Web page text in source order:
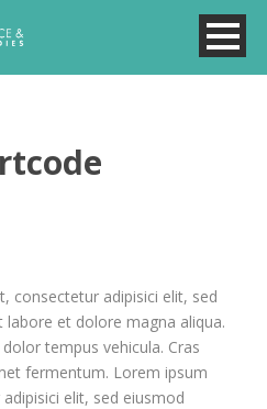
consectetur adipisici elit, sed
et dolore magna aliqua.
tempus vehicula. Cras
fermentum. Lorem ipsum
elit, sed eiusmod